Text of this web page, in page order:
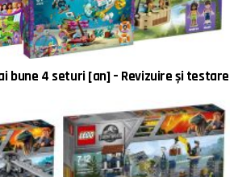
bune 4 seturi [an] – Revizuire și testare